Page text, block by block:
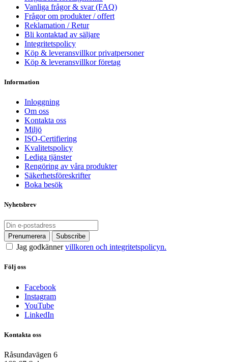
Vanliga frågor & svar (FAQ)
Frågor om produkter / offert
Reklamation / Retur
Bli kontaktad av säljare
Integritetspolicy
Köp & leveransvillkor privatpersoner
Köp & leveransvillkor företag
Information
Inloggning
Om oss
Kontakta oss
Miljö
ISO-Certifiering
Kvalitetspolicy
Lediga tjänster
Rengöring av våra produkter
Säkerhetsföreskrifter
Boka besök
Nyhetsbrev
Jag godkännervillkoren och integritetspolicyn.
Följ oss
Facebook
Instagram
YouTube
LinkedIn
Kontakta oss
Råsundavägen 6